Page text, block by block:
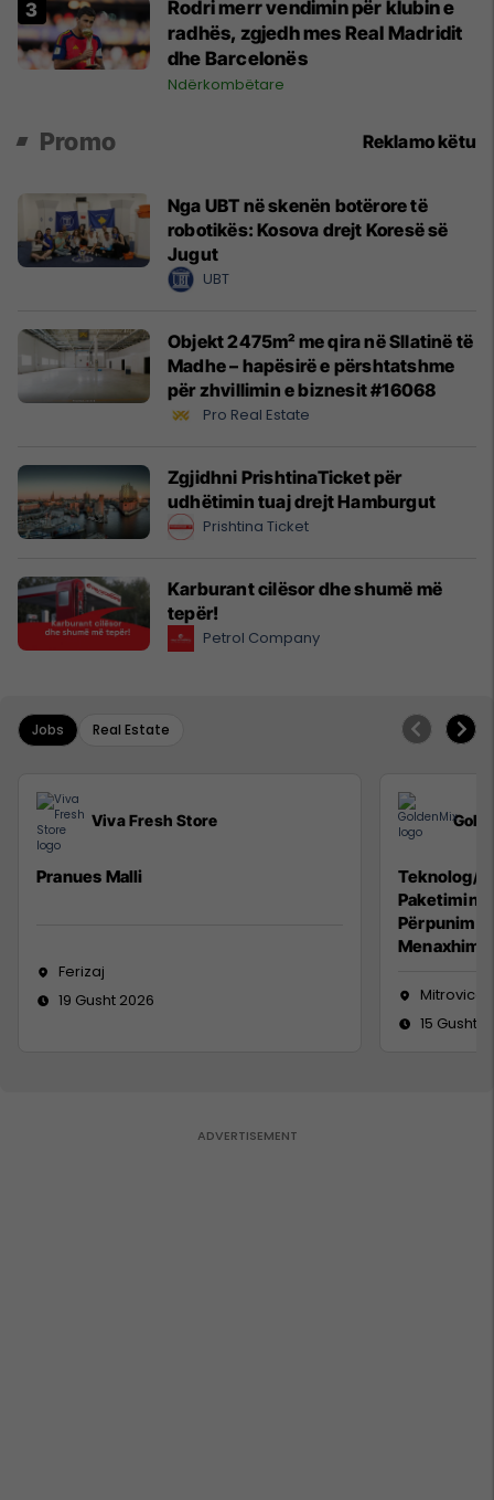
Rodri merr vendimin për klubin e
radhës, zgjedh mes Real Madridit
dhe Barcelonës
Ndërkombëtare
Promo Reklamo këtu
Nga UBT në skenën botërore të
robotikës: Kosova drejt Koresë së
Jugut
UBT
Objekt 2475m² me qira në Sllatinë të
Madhe – hapësirë e përshtatshme
për zhvillimin e biznesit #16068
Pro Real Estate
Zgjidhni PrishtinaTicket për
udhëtimin tuaj drejt Hamburgut
Prishtina Ticket
Karburant cilësor dhe shumë më
tepër!
Petrol Company
Jobs Real Estate
Viva Fresh Store
Pranues Malli
Ferizaj
19 Gusht 2026
Teknolog/e
Paketimin
Mitrovicë
15 Gusht